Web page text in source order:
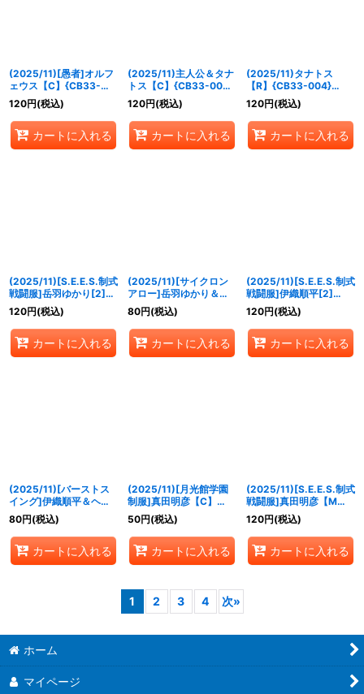
(2025/11)[愚者]オルフ
ェウス【C】{CB33-
002}《多》
120円(税込)
カートに入れる
(2025/11)主人公＆タナ
トス【C】{CB33-003}
《多》
120円(税込)
カートに入れる
(2025/11)タナトス
【R】{CB33-004}
《多》
120円(税込)
カートに入れる
(2025/11)[S.E.E.S.制式
戦闘服]岳羽ゆかり[2]
【M】{CB33-005}
《青》
120円(税込)
カートに入れる
(2025/11)[サイクロン
アロー]岳羽ゆかり＆イ
オ【R】{CB33-006}
《多》
80円(税込)
カートに入れる
(2025/11)[S.E.E.S.制式
戦闘服]伊織順平[2]
【M】{CB33-007}
《青》
120円(税込)
カートに入れる
(2025/11)[バーストス
イング]伊織順平＆ヘル
メス【R】{CB33-008}
《多》
80円(税込)
カートに入れる
(2025/11)[月光館学園
制服]真田明彦【C】
{CB33-009}《青》
50円(税込)
カートに入れる
(2025/11)[S.E.E.S.制式
戦闘服]真田明彦【M】
{CB33-010}《青》
120円(税込)
カートに入れる
1 2 3 4 次»
ホーム
マイページ